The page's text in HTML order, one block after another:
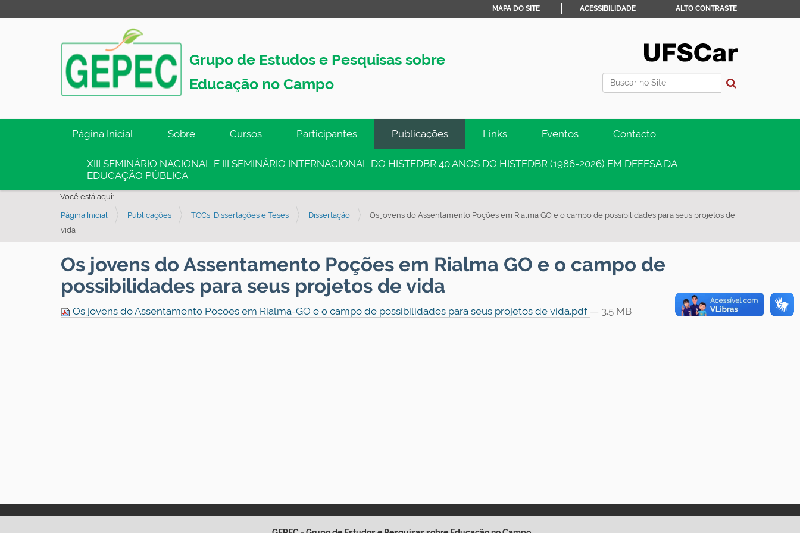
Grupo de Estudos e Pesquisas sobre
Educação no Campo
Busca
MAPA DO SITE ACESSIBILIDADE ALTO CONTRASTE
g
Página Inicial Sobre Cursos Participantes Publicações Links Eventos Contacto
XIII SEMINÁRIO NACIONAL E III SEMINÁRIO INTERNACIONAL DO HISTEDBR 40 ANOS DO HISTEDBR (1986-2026) EM DEFESA DA
EDUCAÇÃO PÚBLICA
Você está aqui:
Página Inicial Publicações TCCs, Dissertações e Teses Dissertação
Os jovens do Assentamento Poções em Rialma GO e o campo de possibilidades para seus projetos de
vida
Os jovens do Assentamento Poções em Rialma GO e o campo de
possibilidades para seus projetos de vida
Os jovens do Assentamento Poções em Rialma-GO e o campo de possibilidades para seus projetos de vida.pdf — 3.5 MB